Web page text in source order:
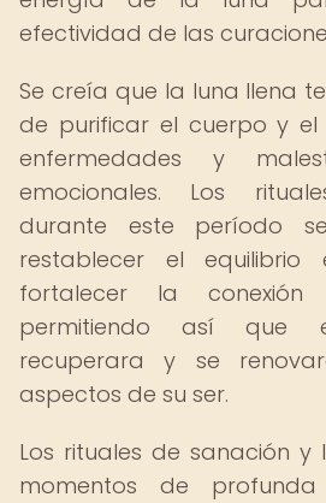
efectividad de las
Se creía que la luna llena
de purificar el cuerpo y el
enfermedades y
emocionales. Los
durante este período
restablecer el equilibrio
fortalecer la
permitiendo así que
recuperara y se
aspectos de su ser.
Los rituales de sanación
momentos de